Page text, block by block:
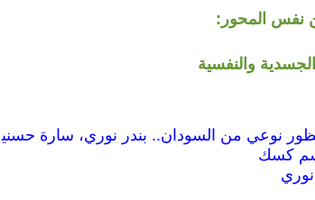
نفس المحور:
والنفسية
نوعي من السودان.. بندر نوري، سارة حسني
كسك
نوري